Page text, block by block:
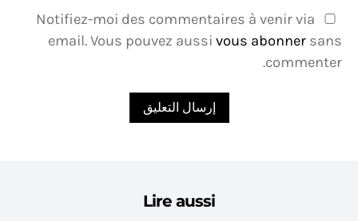
Notifiez-moi des commentaires à venir via
email. Vous pouvez aussi vous abonner sans
commenter.
Lire aussi